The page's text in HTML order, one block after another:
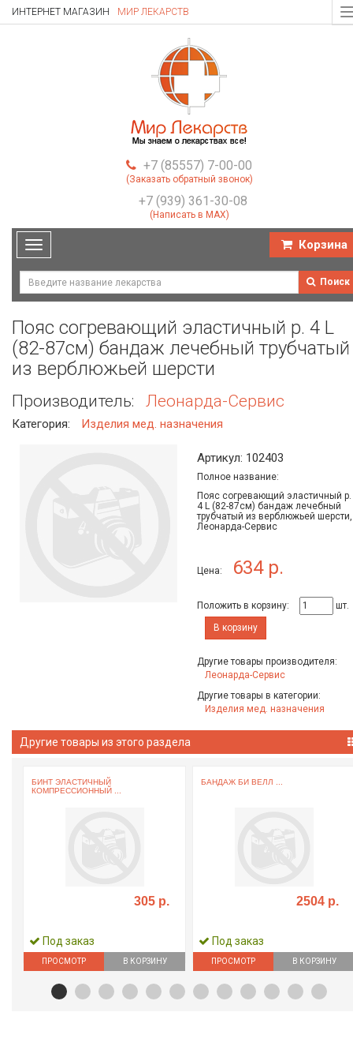
ИНТЕРНЕТ МАГАЗИН МИР ЛЕКАРСТВ
+7 (85557) 7-00-00
(Заказать обратный звонок)
+7 (939) 361-30-08
(Написать в MAX)
Toggle
navigation
Корзина
Поиск
Пояс согревающий эластичный р. 4 L
(82-87см) бандаж лечебный трубчатый
из верблюжьей шерсти
Производитель: Леонарда-Сервис
Категория: Изделия мед. назначения
Артикул: 102403
Полное название:
Пояс согревающий эластичный р.
4 L (82-87см) бандаж лечебный
трубчатый из верблюжьей шерсти,
Леонарда-Сервис
Цена: 634 р.
Положить в корзину:
шт.
В корзину
Другие товары производителя:
Леонарда-Сервис
Другие товары в категории:
Изделия мед. назначения
Другие товары из этого раздела
БИНТ ЭЛАСТИЧНЫЙ
КОМПРЕССИОННЫЙ ...
305 р.
Под заказ
ПРОСМОТР В КОРЗИНУ
БАНДАЖ БИ ВЕЛЛ ...
2504 р.
Под заказ
ПРОСМОТР В КОРЗИНУ